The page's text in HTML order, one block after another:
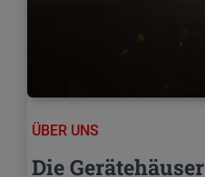
ÜBER UNS
Die Gerätehäuser